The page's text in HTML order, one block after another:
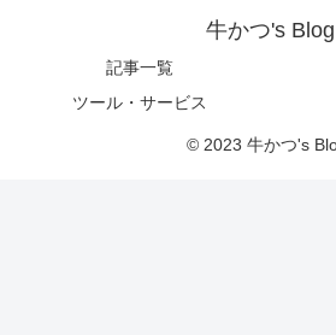
牛かつ's Blog
記事一覧
ツール・サービス
© 2023 牛かつ's